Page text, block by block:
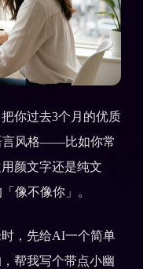
你过去3个月的优质
言风格——比如你常
颜文字还是纯文
像不像你」。
，先给AI一个简单
帮我写个带点小幽